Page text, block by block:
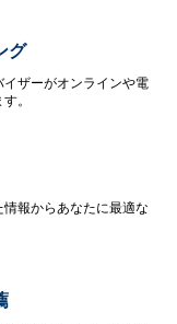
グ
ザーがオンラインや電
。
報からあなたに最適な